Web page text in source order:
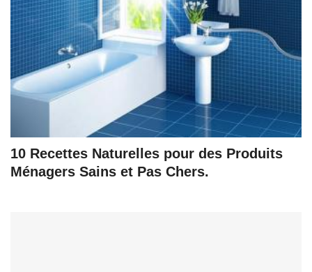
10 Recettes Naturelles pour des Produits
Ménagers Sains et Pas Chers.